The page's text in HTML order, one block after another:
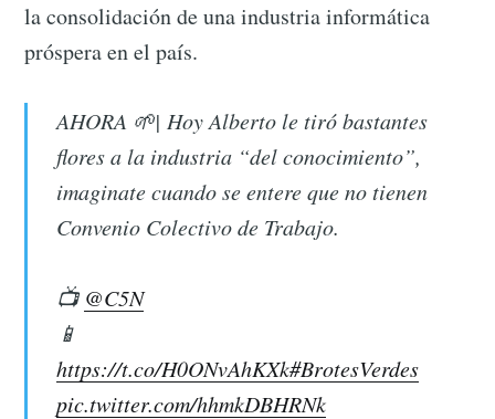
la consolidación de una industria informática
próspera en el país.
AHORA 🌱| Hoy Alberto le tiró bastantes
flores a la industria “del conocimiento”,
imaginate cuando se entere que no tienen
Convenio Colectivo de Trabajo.
📺 @C5N
📱
https://t.co/H0ONvAhKXk#BrotesVerdes
pic.twitter.com/hhmkDBHRNk